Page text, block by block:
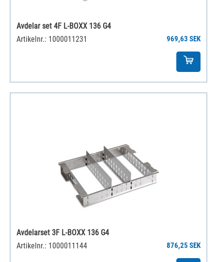
Avdelar set 4F L-BOXX 136 G4
Artikelnr.: 1000011231
969,63 SEK
Avdelarset 3F L-BOXX 136 G4
Artikelnr.: 1000011144
876,25 SEK